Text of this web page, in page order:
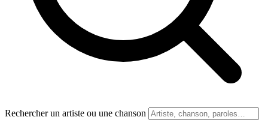
Rechercher un artiste ou une chanson